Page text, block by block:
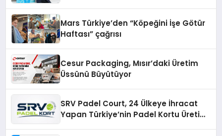
Mars Türkiye’den “Köpeğini İşe Götür
Haftası” çağrısı
Cesur Packaging, Mısır’daki Üretim
Üssünü Büyütüyor
SRV Padel Court, 24 Ülkeye İhracat
Yapan Türkiye’nin Padel Kortu Üretim